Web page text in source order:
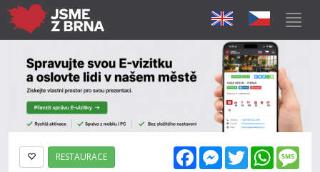
FacebookMessenger
Twitter
RESTAURACE